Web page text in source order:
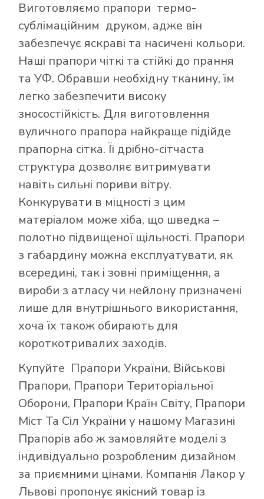
Виготовляємо прапори термо-
сублімаційним друком, адже він
забезпечує яскраві та насичені кольори.
Наші прапори чіткі та стійкі до прання
та УФ. Обравши необхідну тканину, їм
легко забезпечити високу
зносостійкість. Для виготовлення
вуличного прапора найкраще підійде
прапорна сітка. Її дрібно-сітчаста
структура дозволяє витримувати
навіть сильні пориви вітру.
Конкурувати в міцності з цим
матеріалом може хіба, що шведка –
полотно підвищеної щільності. Прапори
з габардину можна експлуатувати, як
всередині, так і зовні приміщення, а
вироби з атласу чи нейлону призначені
лише для внутрішнього використання,
хоча їх також обирають для
короткотривалих заходів.
Купуйте Прапори України, Військові
Прапори, Прапори Територіальної
Оборони, Прапори Країн Світу, Прапори
Міст Та Сіл України у нашому Магазині
Прапорів або ж замовляйте моделі з
індивідуально розробленим дизайном
за приємними цінами. Компанія Лакор у
Львові пропонує якісний товар із